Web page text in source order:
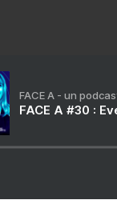
FACE A - un
FACE A #30 :